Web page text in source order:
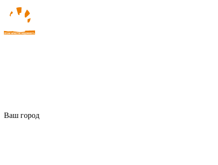
Ваш город